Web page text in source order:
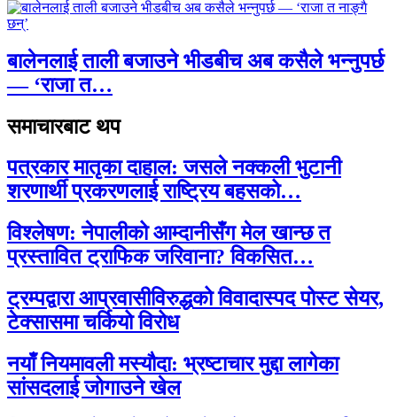
बालेनलाई ताली बजाउने भीडबीच अब कसैले भन्नुपर्छ
— ‘राजा त…
समाचारबाट थप
पत्रकार मातृका दाहाल: जसले नक्कली भुटानी
शरणार्थी प्रकरणलाई राष्ट्रिय बहसको…
विश्लेषण: नेपालीको आम्दानीसँग मेल खान्छ त
प्रस्तावित ट्राफिक जरिवाना? विकसित…
ट्रम्पद्वारा आप्रवासीविरुद्धको विवादास्पद पोस्ट सेयर,
टेक्सासमा चर्कियो विरोध
नयाँ नियमावली मस्यौदा: भ्रष्टाचार मुद्दा लागेका
सांसदलाई जोगाउने खेल